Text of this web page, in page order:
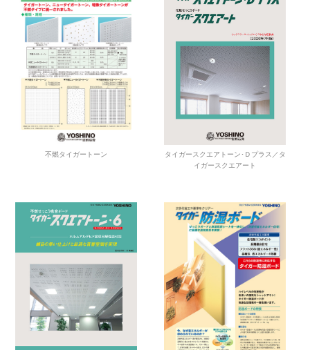
不燃タイガートーン
タイガースクエアトーン･Ｄプラス／タ
イガースクエアート